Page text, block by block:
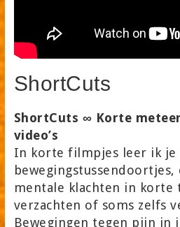
ShortCuts
ShortCuts ∞ Korte
video’s
In korte filmpjes leer ik je
mentale klachten in korte
verzachten of soms zelfs
Bewegingen tegen pijn in